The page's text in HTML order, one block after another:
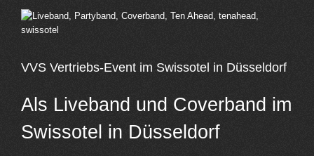
View
Larger
VVS Vertriebs-Event im Swissotel in Düsseldorf
Als Liveband und Coverband im
Swissotel in Düsseldorf